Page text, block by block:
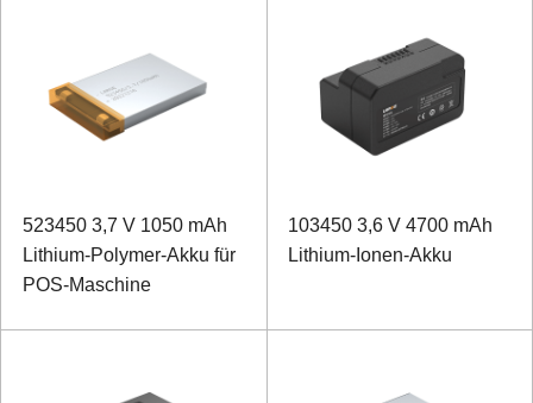
523450 3,7 V 1050 mAh
Lithium-Polymer-Akku für
POS-Maschine
103450 3,6 V 4700 mAh
Lithium-Ionen-Akku